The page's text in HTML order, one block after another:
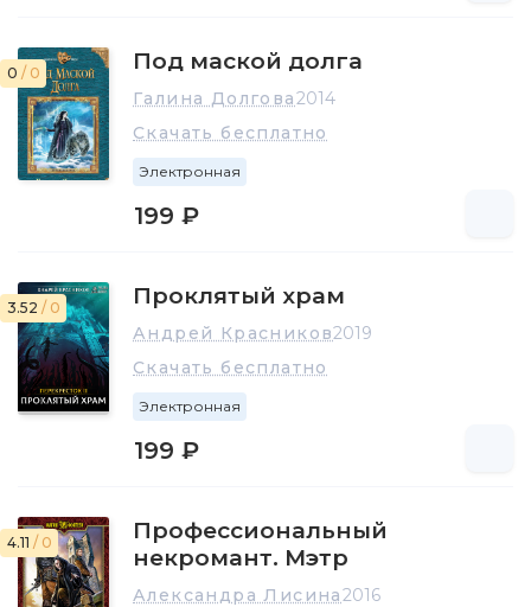
0 / 0 Под маской долга
Галина Долгова2014
Скачать бесплатно
Электронная
199 ₽
3.52 / 0 Проклятый храм
Андрей Красников2019
Скачать бесплатно
Электронная
199 ₽
4.11 / 0
Профессиональный
некромант. Мэтр
Александра Лисина2016